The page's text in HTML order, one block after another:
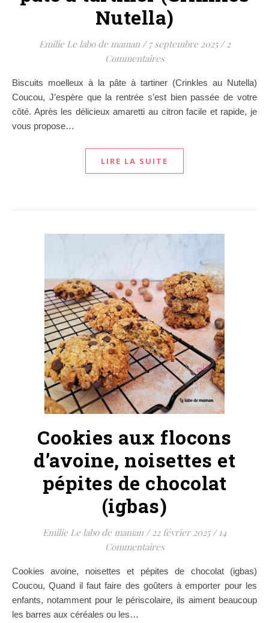
Nutella)
Emilie Le labo de maman / 7 septembre 2025 / 2
Commentaires
Biscuits moelleux à la pâte à tartiner (Crinkles au Nutella)
Coucou, J’espère que la rentrée s’est bien passée de votre
côté. Après les délicieux amaretti au citron facile et rapide, je
vous propose…
LIRE LA SUITE
Cookies aux flocons
d’avoine, noisettes et
pépites de chocolat
(igbas)
Emilie Le labo de maman / 22 février 2025 / 14
Commentaires
Cookies avoine, noisettes et pépites de chocolat (igbas)
Coucou, Quand il faut faire des goûters à emporter pour les
enfants, notamment pour le périscolaire, ils aiment beaucoup
les barres aux céréales ou les…